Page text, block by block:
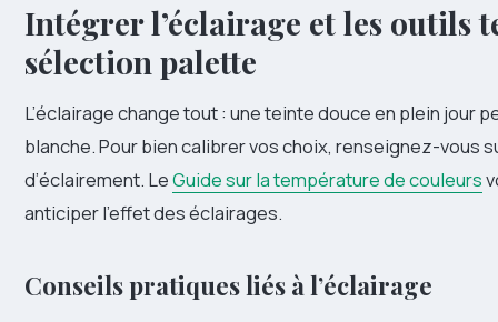
Intégrer l’éclairage et les outils
sélection palette
L’éclairage change tout : une teinte douce en plein jour
blanche. Pour bien calibrer vos choix, renseignez-vous
d’éclairement. LeGuide sur la température de couleurs
anticiper l’effet des éclairages.
Conseils pratiques liés à l’éclairage